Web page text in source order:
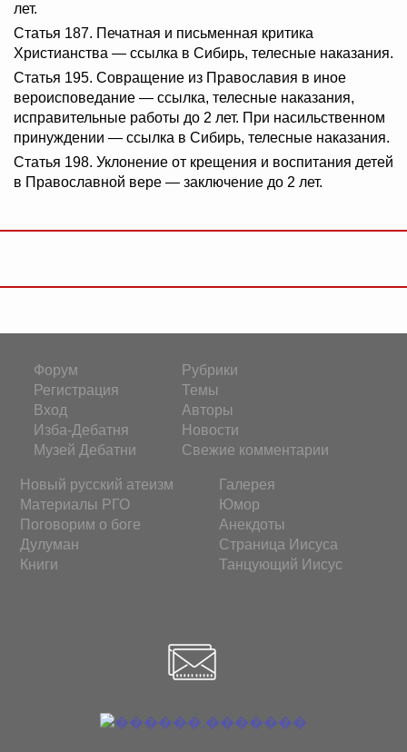
лет.
Статья 187. Печатная и письменная критика
Христианства — ссылка в Сибирь, телесные наказания.
Статья 195. Совращение из Православия в иное
вероисповедание — ссылка, телесные наказания,
исправительные работы до 2 лет. При насильственном
принуждении — ссылка в Сибирь, телесные наказания.
Статья 198. Уклонение от крещения и воспитания детей
в Православной вере — заключение до 2 лет.
Форум
Регистрация
Вход
Изба-Дебатня
Музей Дебатни
Рубрики
Темы
Авторы
Новости
Свежие комментарии
Новый русский атеизм
Материалы РГО
Поговорим о боге
Дулуман
Книги
Галерея
Юмор
Анекдоты
Страница Иисуса
Танцующий Иисус